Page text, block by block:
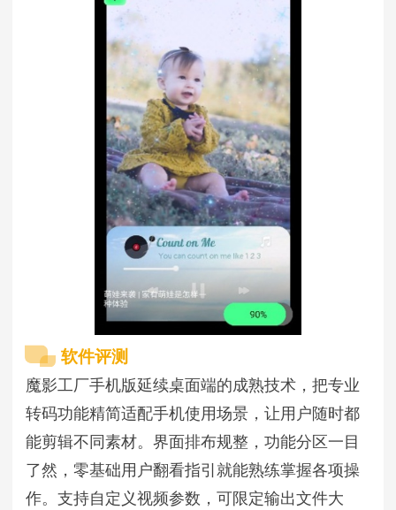
软件评测
魔影工厂手机版延续桌面端的成熟技术，把专业
转码功能精简适配手机使用场景，让用户随时都
能剪辑不同素材。界面排布规整，功能分区一目
了然，零基础用户翻看指引就能熟练掌握各项操
作。支持自定义视频参数，可限定输出文件大